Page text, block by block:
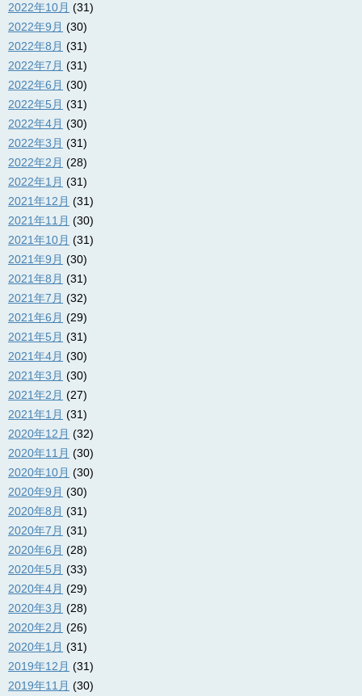
2022年10月 (31)
2022年9月 (30)
2022年8月 (31)
2022年7月 (31)
2022年6月 (30)
2022年5月 (31)
2022年4月 (30)
2022年3月 (31)
2022年2月 (28)
2022年1月 (31)
2021年12月 (31)
2021年11月 (30)
2021年10月 (31)
2021年9月 (30)
2021年8月 (31)
2021年7月 (32)
2021年6月 (29)
2021年5月 (31)
2021年4月 (30)
2021年3月 (30)
2021年2月 (27)
2021年1月 (31)
2020年12月 (32)
2020年11月 (30)
2020年10月 (30)
2020年9月 (30)
2020年8月 (31)
2020年7月 (31)
2020年6月 (28)
2020年5月 (33)
2020年4月 (29)
2020年3月 (28)
2020年2月 (26)
2020年1月 (31)
2019年12月 (31)
2019年11月 (30)